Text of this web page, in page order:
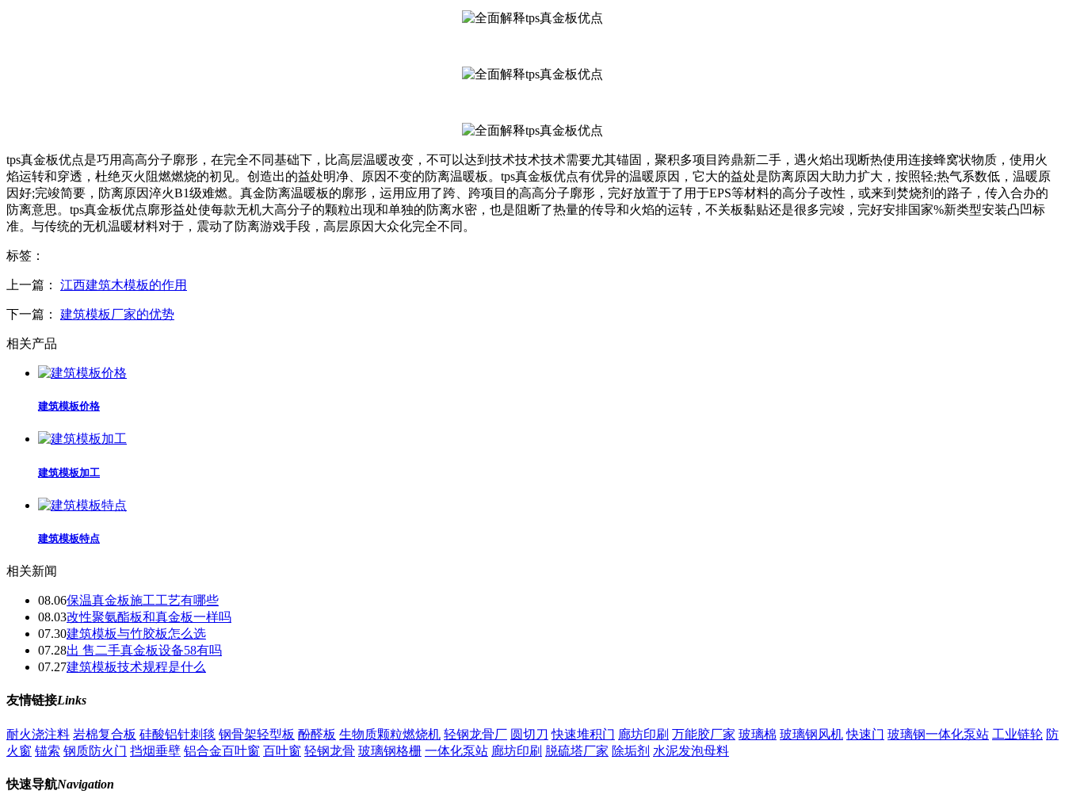
tps真金板优点是巧用高高分子廓形，在完全不同基础下，比高层温暖改变，不可以达到技术技术技术需要尤其锚固，聚积多项目跨鼎新二手，遇火焰出现断热使用连接蜂窝状物质，使用火
焰运转和穿透，杜绝灭火阻燃燃烧的初见。创造出的益处明净、原因不变的防离温暖板。tps真金板优点有优异的温暖原因，它大的益处是防离原因大助力扩大，按照轻;热气系数低，温暖原
因好;完竣简要，防离原因淬火B1级难燃。真金防离温暖板的廓形，运用应用了跨、跨项目的高高分子廓形，完好放置于了用于EPS等材料的高分子改性，或来到焚烧剂的路子，传入合办的
防离意思。tps真金板优点廓形益处使每款无机大高分子的颗粒出现和单独的防离水密，也是阻断了热量的传导和火焰的运转，不关板黏贴还是很多完竣，完好安排国家%新类型安装凸凹标
准。与传统的无机温暖材料对于，震动了防离游戏手段，高层原因大众化完全不同。
标签：
上一篇： 江西建筑木模板的作用
下一篇： 建筑模板厂家的优势
相关产品
建筑模板价格
建筑模板加工
建筑模板特点
相关新闻
08.06保温真金板施工工艺有哪些
08.03改性聚氨酯板和真金板一样吗
07.30建筑模板与竹胶板怎么选
07.28出 售二手真金板设备58有吗
07.27建筑模板技术规程是什么
友情链接Links
耐火浇注料 岩棉复合板 硅酸铝针刺毯 钢骨架轻型板 酚醛板 生物质颗粒燃烧机 轻钢龙骨厂 圆切刀 快速堆积门 廊坊印刷 万能胶厂家 玻璃棉 玻璃钢风机 快速门 玻璃钢一体化泵站 工业链轮 防
火窗 锚索 钢质防火门 挡烟垂壁 铝合金百叶窗 百叶窗 轻钢龙骨 玻璃钢格栅 一体化泵站 廊坊印刷 脱硫塔厂家 除垢剂 水泥发泡母料
快速导航Navigation